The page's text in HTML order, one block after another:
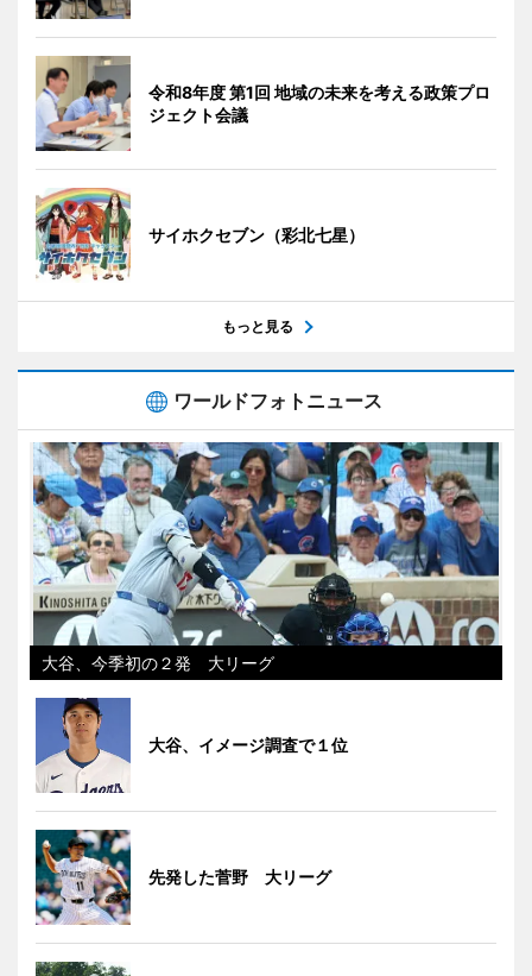
令和8年度 第1回 地域の未来を考える政策プロ
ジェクト会議
サイホクセブン（彩北七星）
もっと見る
ワールドフォトニュース
大谷、今季初の２発 大リーグ
大谷、イメージ調査で１位
先発した菅野 大リーグ